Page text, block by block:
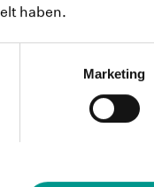
haben.
Marketing